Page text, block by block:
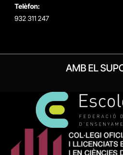
Telèfon:
932 311 247
AMB EL